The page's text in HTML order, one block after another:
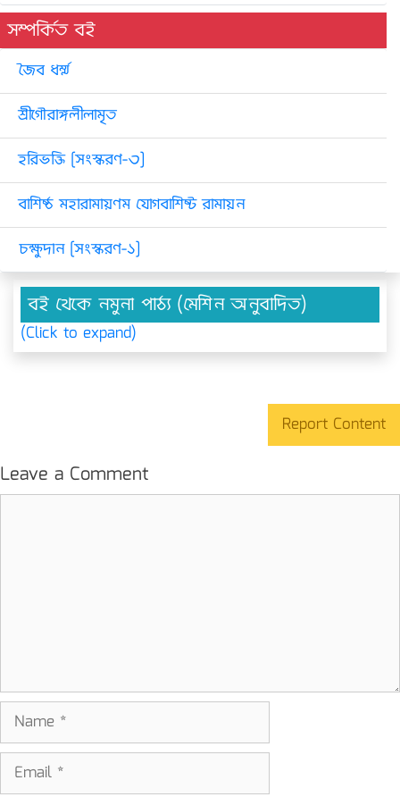
সম্পর্কিত বই
জৈব ধর্ম্ম
শ্রীগৌরাঙ্গলীলামৃত
হরিভক্তি [সংস্করণ-৩]
বাশিষ্ঠ মহারামায়ণম যোগবাশিষ্ট রামায়ন
চক্ষুদান [সংস্করণ-১]
বই থেকে নমুনা পাঠ্য (মেশিন অনুবাদিত)
(Click to expand)
Report Content
Leave a Comment
Name
Email